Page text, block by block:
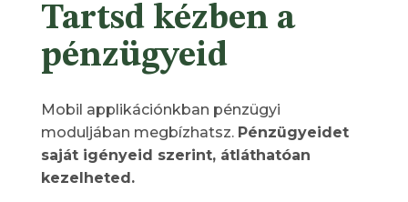
Tartsd kézben a
pénzügyeid
Mobil applikációnkban pénzügyi
moduljában megbízhatsz. Pénzügyeidet
saját igényeid szerint, átláthatóan
kezelheted.